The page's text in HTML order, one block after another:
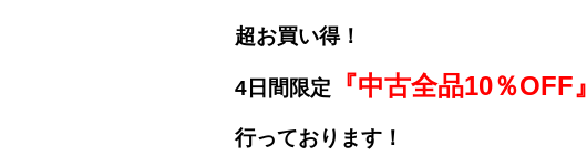
超お買い得！
4日間限定 『中古全品10％OFF』
行っております！